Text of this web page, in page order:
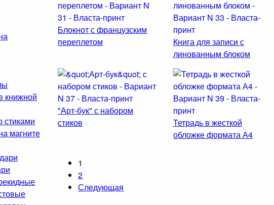
книжной
стиками
магните
Блокнот с французским
переплетом
Книга для записи с
линованным блоком
"Арт-бук" с набором
стиков
Тетрадь в жесткой
обложке формата А4
1
2
Следующая